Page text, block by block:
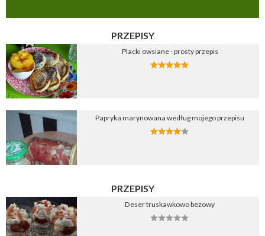
PRZEPISY
Placki owsiane - prosty przepis
Papryka marynowana według mojego przepisu
PRZEPISY
Deser truskawkowo bezowy